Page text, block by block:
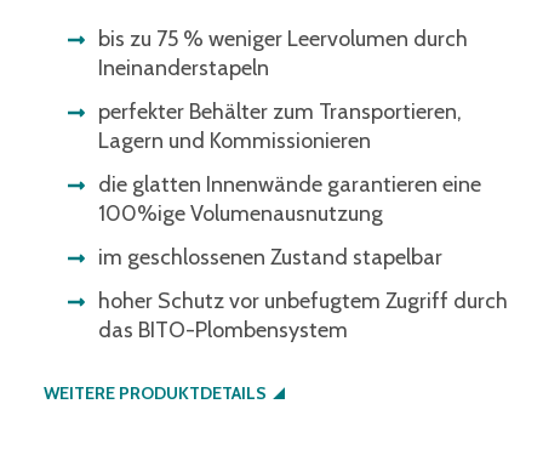
bis zu 75 % weniger Leervolumen durch
Ineinanderstapeln
perfekter Behälter zum Transportieren,
Lagern und Kommissionieren
die glatten Innenwände garantieren eine
100%ige Volumenausnutzung
im geschlossenen Zustand stapelbar
hoher Schutz vor unbefugtem Zugriff durch
das BITO-Plombensystem
WEITERE PRODUKTDETAILS